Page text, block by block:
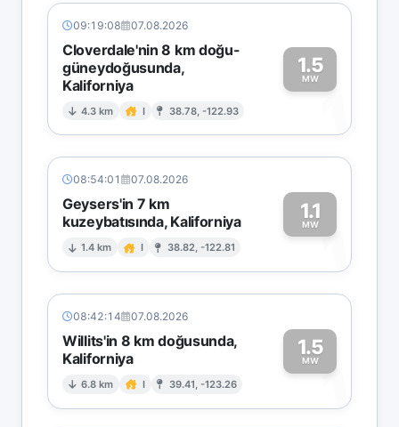
09:19:08 07.08.2026
Cloverdale'nin 8 km doğu-
güneydoğusunda,
Kaliforniya
4.3 km I 38.78, -122.93
1.5
MW
1
08:54:01 07.08.2026
Geysers'in 7 km
kuzeybatısında, Kaliforniya
1.4 km I 38.82, -122.81
1.1
MW1
08:42:14 07.08.2026
Willits'in 8 km doğusunda,
Kaliforniya
6.8 km I 39.41, -123.26
1.5
MW1